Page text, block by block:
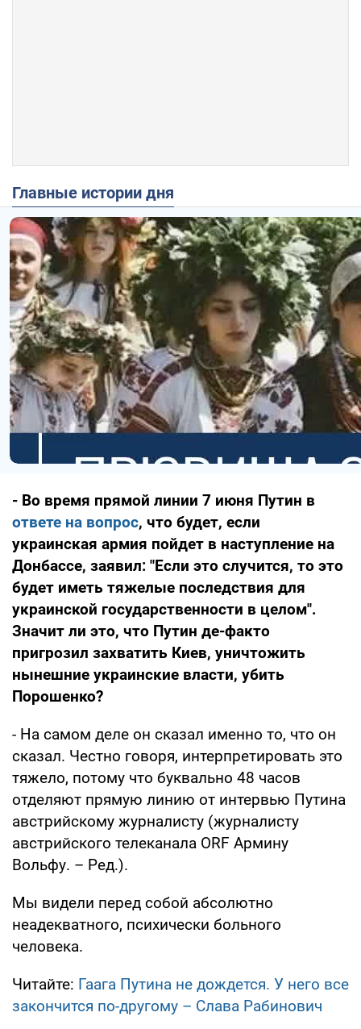
Главные истории дня
- Во время прямой линии 7 июня Путин в
ответе на вопрос, что будет, если
украинская армия пойдет в наступление на
Донбассе, заявил: "Если это случится, то это
будет иметь тяжелые последствия для
украинской государственности в целом".
Значит ли это, что Путин де-факто
пригрозил захватить Киев, уничтожить
нынешние украинские власти, убить
Порошенко?
- На самом деле он сказал именно то, что он
сказал. Честно говоря, интерпретировать это
тяжело, потому что буквально 48 часов
отделяют прямую линию от интервью Путина
австрийскому журналисту (журналисту
австрийского телеканала ORF Армину
Вольфу. – Ред.).
Мы видели перед собой абсолютно
неадекватного, психически больного
человека.
Читайте: Гаага Путина не дождется. У него все
закончится по-другому – Слава Рабинович